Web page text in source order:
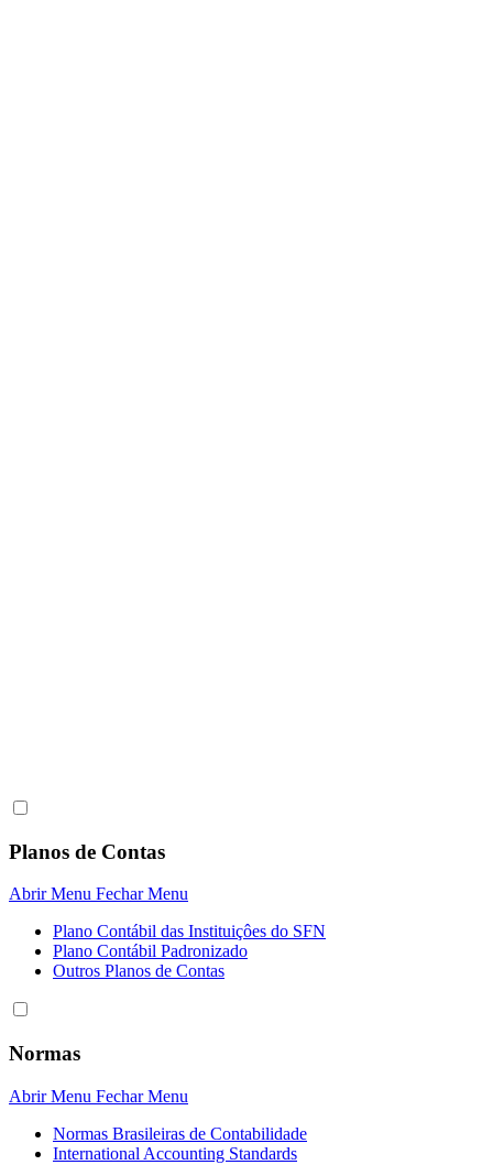
Planos de Contas
Abrir Menu Fechar Menu
Plano Contábil das Instituiçôes do SFN
Plano Contábil Padronizado
Outros Planos de Contas
Normas
Abrir Menu Fechar Menu
Normas Brasileiras de Contabilidade
International Accounting Standards